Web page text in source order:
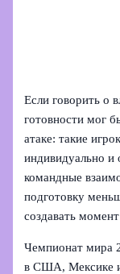
Если говорить о
готовности мог
атаке: такие
индивидуально и
командные
подготовку
создавать
Чемпионат мира
в США, Мексике